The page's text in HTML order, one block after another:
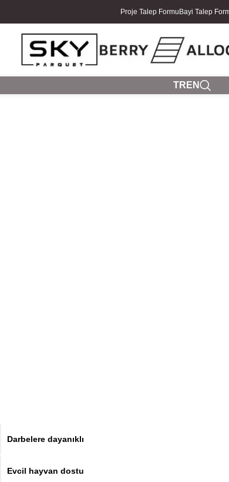
Proje Talep Formu Bayi Talep
TR EN
Darbelere dayanıklı
Evcil hayvan dostu